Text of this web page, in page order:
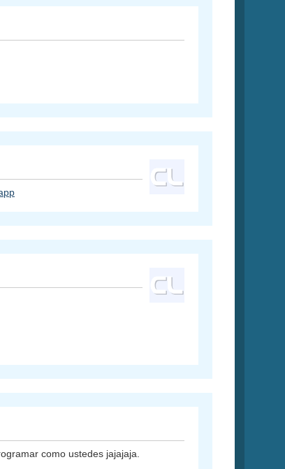
como ustedes jajajaja.